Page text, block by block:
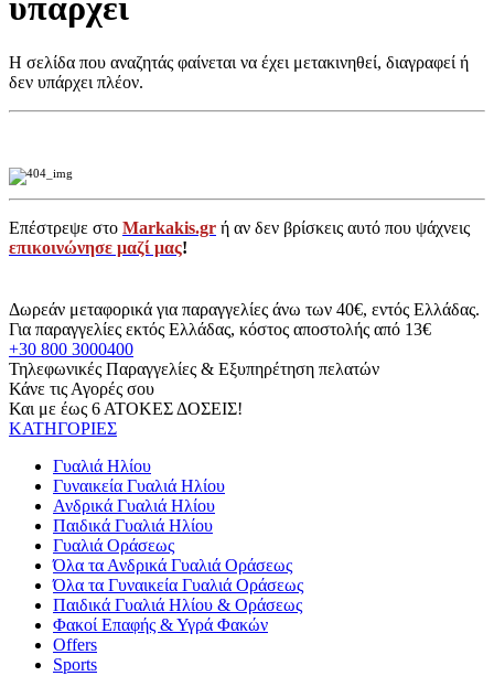
υπάρχει
Η σελίδα που αναζητάς φαίνεται να έχει μετακινηθεί, διαγραφεί ή
δεν υπάρχει πλέον.
Επέστρεψε στο Markakis.gr ή αν δεν βρίσκεις αυτό που ψάχνεις
επικοινώνησε μαζί μας!
Δωρεάν μεταφορικά για παραγγελίες άνω των 40€, εντός Ελλάδας.
Για παραγγελίες εκτός Ελλάδας, κόστος αποστολής από 13€
+30 800 3000400
Τηλεφωνικές Παραγγελίες & Εξυπηρέτηση πελατών
Κάνε τις Αγορές σου
Και με έως 6 ΑΤΟΚΕΣ ΔΟΣΕΙΣ!
ΚΑΤΗΓΟΡΙΕΣ
Γυαλιά Ηλίου
Γυναικεία Γυαλιά Ηλίου
Ανδρικά Γυαλιά Ηλίου
Παιδικά Γυαλιά Ηλίου
Γυαλιά Οράσεως
Όλα τα Ανδρικά Γυαλιά Οράσεως
Όλα τα Γυναικεία Γυαλιά Οράσεως
Παιδικά Γυαλιά Ηλίου & Οράσεως
Φακοί Επαφής & Υγρά Φακών
Offers
Sports